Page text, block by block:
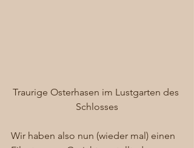
Traurige Osterhasen im Lustgarten des
Schlosses
Wir haben also nun (wieder mal) einen